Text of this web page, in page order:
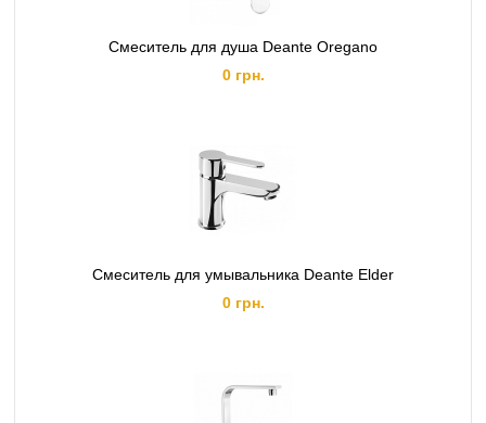
Смеситель для душа Deante Oregano
0 грн.
Смеситель для умывальника Deante Elder
0 грн.